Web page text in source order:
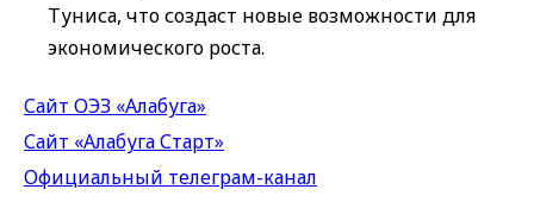
Туниса, что создаст новые возможности для
экономического роста.
Сайт ОЭЗ «Алабуга»
Сайт «Алабуга Старт»
Официальный телеграм-канал